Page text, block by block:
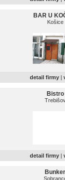
BAR U
Košice
detail firmy |
Bistro
detail firmy |
Bunker